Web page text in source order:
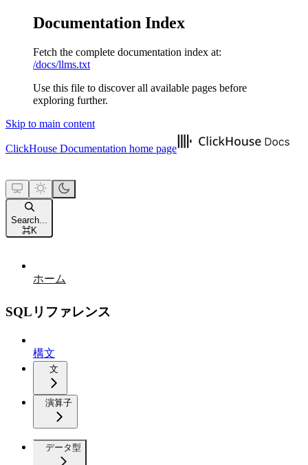
Documentation Index
Fetch the complete documentation index at:
/docs/llms.txt
Use this file to discover all available pages before
exploring further.
Skip to main content
ClickHouse Documentation home page
Search...
⌘K
ホーム
SQLリファレンス
構文
文
演算子
データ型